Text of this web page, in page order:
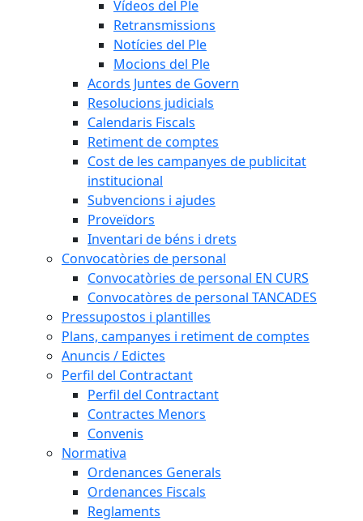
Vídeos del Ple
Retransmissions
Notícies del Ple
Mocions del Ple
Acords Juntes de Govern
Resolucions judicials
Calendaris Fiscals
Retiment de comptes
Cost de les campanyes de publicitat
institucional
Subvencions i ajudes
Proveïdors
Inventari de béns i drets
Convocatòries de personal
Convocatòries de personal EN CURS
Convocatòres de personal TANCADES
Pressupostos i plantilles
Plans, campanyes i retiment de comptes
Anuncis / Edictes
Perfil del Contractant
Perfil del Contractant
Contractes Menors
Convenis
Normativa
Ordenances Generals
Ordenances Fiscals
Reglaments